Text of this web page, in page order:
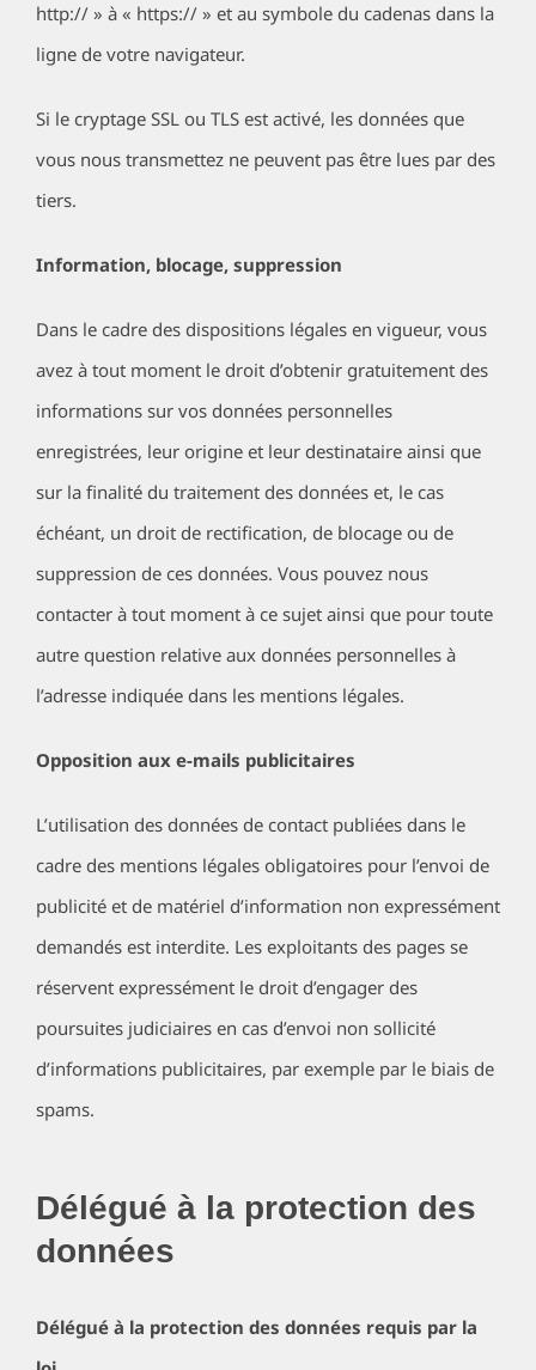
http:// » à « https:// » et au symbole du cadenas dans la
ligne de votre navigateur.
Si le cryptage SSL ou TLS est activé, les données que
vous nous transmettez ne peuvent pas être lues par des
tiers.
Information, blocage, suppression
Dans le cadre des dispositions légales en vigueur, vous
avez à tout moment le droit d’obtenir gratuitement des
informations sur vos données personnelles
enregistrées, leur origine et leur destinataire ainsi que
sur la finalité du traitement des données et, le cas
échéant, un droit de rectification, de blocage ou de
suppression de ces données. Vous pouvez nous
contacter à tout moment à ce sujet ainsi que pour toute
autre question relative aux données personnelles à
l’adresse indiquée dans les mentions légales.
Opposition aux e-mails publicitaires
L’utilisation des données de contact publiées dans le
cadre des mentions légales obligatoires pour l’envoi de
publicité et de matériel d’information non expressément
demandés est interdite. Les exploitants des pages se
réservent expressément le droit d’engager des
poursuites judiciaires en cas d’envoi non sollicité
d’informations publicitaires, par exemple par le biais de
spams.
Délégué à la protection des
données
Délégué à la protection des données requis par la